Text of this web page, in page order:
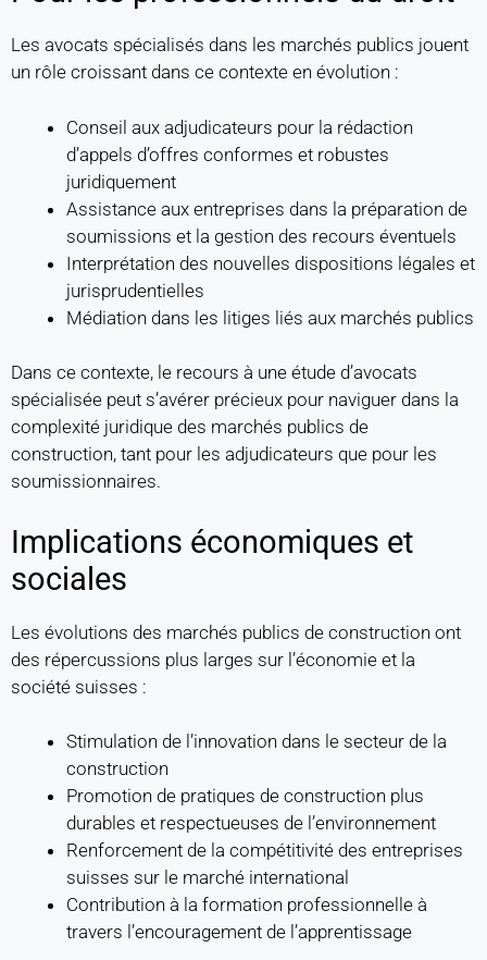
Les avocats spécialisés dans les marchés publics jouent
un rôle croissant dans ce contexte en évolution :
Conseil aux adjudicateurs pour la rédaction
d’appels d’offres conformes et robustes
juridiquement
Assistance aux entreprises dans la préparation de
soumissions et la gestion des recours éventuels
Interprétation des nouvelles dispositions légales et
jurisprudentielles
Médiation dans les litiges liés aux marchés publics
Dans ce contexte, le recours à une étude d’avocats
spécialisée peut s’avérer précieux pour naviguer dans la
complexité juridique des marchés publics de
construction, tant pour les adjudicateurs que pour les
soumissionnaires.
Implications économiques et
sociales
Les évolutions des marchés publics de construction ont
des répercussions plus larges sur l’économie et la
société suisses :
Stimulation de l’innovation dans le secteur de la
construction
Promotion de pratiques de construction plus
durables et respectueuses de l’environnement
Renforcement de la compétitivité des entreprises
suisses sur le marché international
Contribution à la formation professionnelle à
travers l’encouragement de l’apprentissage